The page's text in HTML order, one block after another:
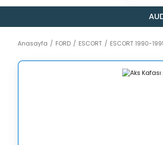
Anasayfa FORD ESCORT ESCORT 1990-